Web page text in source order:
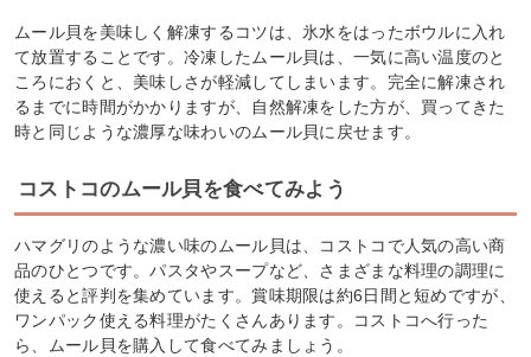
ムール貝を美味しく解凍するコツは、氷水をはったボウルに入れ
て放置することです。冷凍したムール貝は、一気に高い温度のと
ころにおくと、美味しさが軽減してしまいます。完全に解凍され
るまでに時間がかかりますが、自然解凍をした方が、買ってきた
時と同じような濃厚な味わいのムール貝に戻せます。
コストコのムール貝を食べてみよう
ハマグリのような濃い味のムール貝は、コストコで人気の高い商
品のひとつです。パスタやスープなど、さまざまな料理の調理に
使えると評判を集めています。賞味期限は約6日間と短めですが、
ワンパック使える料理がたくさんあります。コストコへ行った
ら、ムール貝を購入して食べてみましょう。